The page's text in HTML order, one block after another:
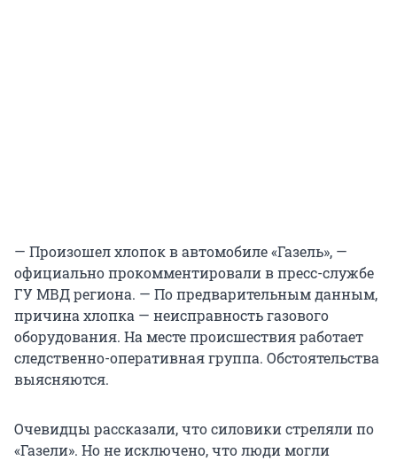
— Произошел хлопок в автомобиле «Газель», —
официально прокомментировали в пресс-службе
ГУ МВД региона. — По предварительным данным,
причина хлопка — неисправность газового
оборудования. На месте происшествия работает
следственно-оперативная группа. Обстоятельства
выясняются.
Очевидцы рассказали, что силовики стреляли по
«Газели». Но не исключено, что люди могли